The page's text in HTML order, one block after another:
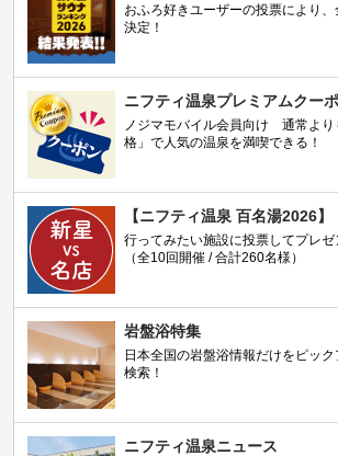
おふろ好きユーザーの投票により
決定！
ニフティ温泉プレミアムクー
ノジマモバイル会員向け 通常より
格」で人気の温泉を満喫できる！
【ニフティ温泉 百名湯2026】
行ってみたい施設に投票してプレゼ
（全10回開催 / 合計260名様）
岩盤浴特集
日本全国の岩盤浴情報だけをピッ
検索！
ニフティ温泉ニュース